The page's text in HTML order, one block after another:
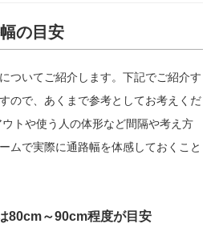
の目安
ついてご紹介します。下記でご紹介す
ので、あくまで参考としてお考えくだ
トや使う人の体形など間隔や考え方
ムで実際に通路幅を体感しておくこと
80cm～90cm程度が目安